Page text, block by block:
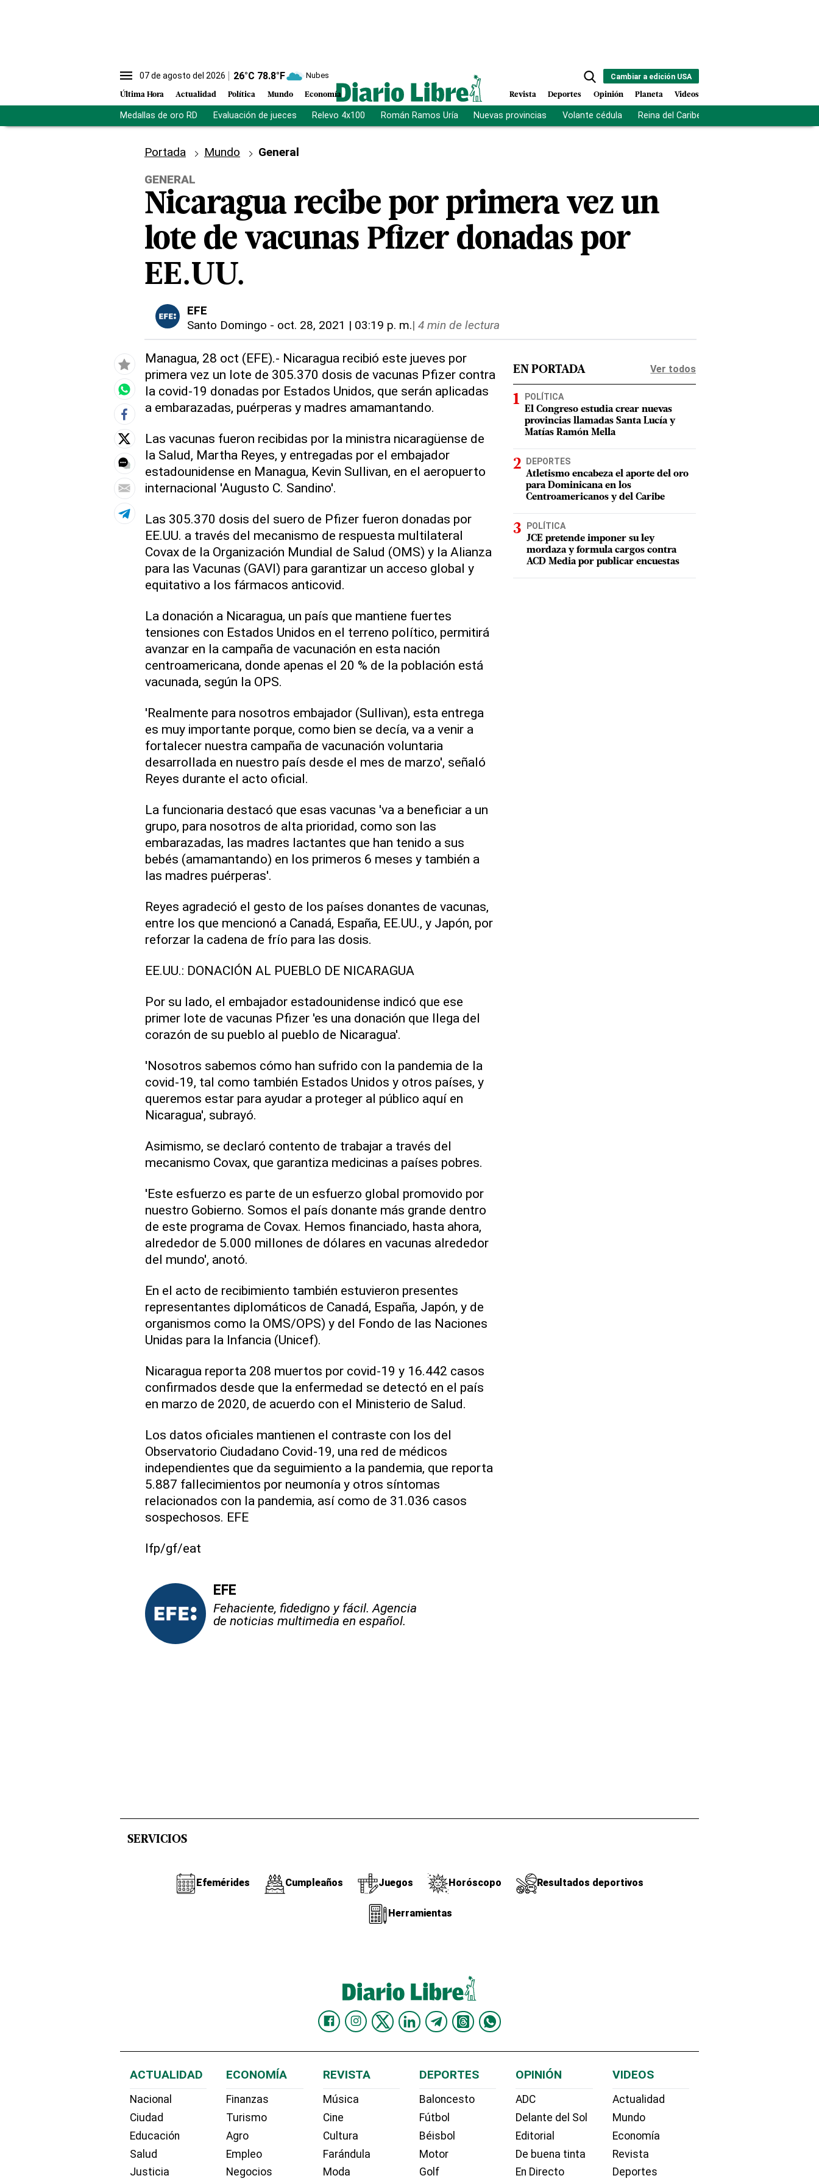
07 de agosto del 2026 26°C 78.8°F Nubes
Última Hora Actualidad Política Mundo Economía
Cambiar a edición USA
Revista Deportes Opinión Planeta Videos
Medallas de oro RD Evaluación de jueces Relevo 4x100 Román Ramos Uría Nuevas provincias Volante cédula Reina del Caribe
Portada Mundo
General
GENERAL
Nicaragua recibe por primera vez un
lote de vacunas Pfizer donadas por
EE.UU.
EFE
Santo Domingo - oct. 28, 2021 | 03:19 p. m.| 4 min de lectura
Managua, 28 oct (EFE).- Nicaragua recibió este jueves por
primera vez un lote de 305.370 dosis de vacunas Pfizer contra
la covid-19 donadas por Estados Unidos, que serán aplicadas
a embarazadas, puérperas y madres amamantando.
Las vacunas fueron recibidas por la ministra nicaragüense de
la Salud, Martha Reyes, y entregadas por el embajador
estadounidense en Managua, Kevin Sullivan, en el aeropuerto
internacional 'Augusto C. Sandino'.
Las 305.370 dosis del suero de Pfizer fueron donadas por
EE.UU. a través del mecanismo de respuesta multilateral
Covax de la Organización Mundial de Salud (OMS) y la Alianza
para las Vacunas (GAVI) para garantizar un acceso global y
equitativo a los fármacos anticovid.
La donación a Nicaragua, un país que mantiene fuertes
tensiones con Estados Unidos en el terreno político, permitirá
avanzar en la campaña de vacunación en esta nación
centroamericana, donde apenas el 20 % de la población está
vacunada, según la OPS.
'Realmente para nosotros embajador (Sullivan), esta entrega
es muy importante porque, como bien se decía, va a venir a
fortalecer nuestra campaña de vacunación voluntaria
desarrollada en nuestro país desde el mes de marzo', señaló
Reyes durante el acto oficial.
La funcionaria destacó que esas vacunas 'va a beneficiar a un
grupo, para nosotros de alta prioridad, como son las
embarazadas, las madres lactantes que han tenido a sus
bebés (amamantando) en los primeros 6 meses y también a
las madres puérperas'.
Reyes agradeció el gesto de los países donantes de vacunas,
entre los que mencionó a Canadá, España, EE.UU., y Japón, por
reforzar la cadena de frío para las dosis.
EE.UU.: DONACIÓN AL PUEBLO DE NICARAGUA
Por su lado, el embajador estadounidense indicó que ese
primer lote de vacunas Pfizer 'es una donación que llega del
corazón de su pueblo al pueblo de Nicaragua'.
'Nosotros sabemos cómo han sufrido con la pandemia de la
covid-19, tal como también Estados Unidos y otros países, y
queremos estar para ayudar a proteger al público aquí en
Nicaragua', subrayó.
Asimismo, se declaró contento de trabajar a través del
mecanismo Covax, que garantiza medicinas a países pobres.
'Este esfuerzo es parte de un esfuerzo global promovido por
nuestro Gobierno. Somos el país donante más grande dentro
de este programa de Covax. Hemos financiado, hasta ahora,
alrededor de 5.000 millones de dólares en vacunas alrededor
del mundo', anotó.
En el acto de recibimiento también estuvieron presentes
representantes diplomáticos de Canadá, España, Japón, y de
organismos como la OMS/OPS) y del Fondo de las Naciones
Unidas para la Infancia (Unicef).
Nicaragua reporta 208 muertos por covid-19 y 16.442 casos
confirmados desde que la enfermedad se detectó en el país
en marzo de 2020, de acuerdo con el Ministerio de Salud.
Los datos oficiales mantienen el contraste con los del
Observatorio Ciudadano Covid-19, una red de médicos
independientes que da seguimiento a la pandemia, que reporta
5.887 fallecimientos por neumonía y otros síntomas
relacionados con la pandemia, así como de 31.036 casos
sospechosos. EFE
lfp/gf/eat
EFE
Fehaciente, fidedigno y fácil. Agencia
de noticias multimedia en español.
EN PORTADA Ver todos
POLÍTICA
El Congreso estudia crear nuevas
provincias llamadas Santa Lucía y
Matías Ramón Mella
DEPORTES
Atletismo encabeza el aporte del oro
para Dominicana en los
Centroamericanos y del Caribe
POLÍTICA
JCE pretende imponer su ley
mordaza y formula cargos contra
ACD Media por publicar encuestas
SERVICIOS
Efemérides Cumpleaños Juegos Horóscopo Resultados deportivos
Herramientas
ACTUALIDAD
Nacional
Ciudad
Educación
Salud
Justicia
ECONOMÍA
Finanzas
Turismo
Agro
Empleo
Negocios
REVISTA
Música
Cine
Cultura
Farándula
Moda
DEPORTES
Baloncesto
Fútbol
Béisbol
Motor
Golf
OPINIÓN
ADC
Delante del Sol
Editorial
De buena tinta
En Directo
VIDEOS
Actualidad
Mundo
Economía
Revista
Deportes